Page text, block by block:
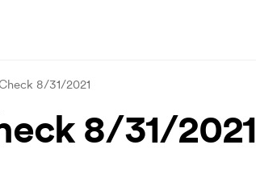
8/31/2021
8/31/2021